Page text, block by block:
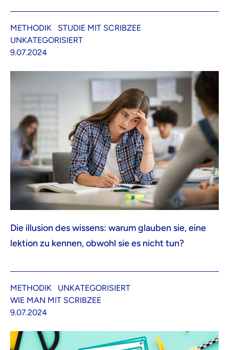
METHODIK
STUDIE MIT SCRIBZEE
UNKATEGORISIERT
9.07.2024
Die illusion des wissens: warum glauben sie, eine
lektion zu kennen, obwohl sie es nicht tun?
METHODIK
UNKATEGORISIERT
WIE MAN MIT SCRIBZEE
9.07.2024